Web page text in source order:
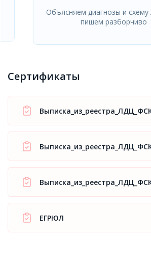
Объясняем диагнозы и схему
пишем разборчиво
Сертификаты
ЕГРЮЛ